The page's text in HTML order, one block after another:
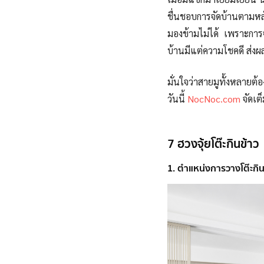
ชื่นชอบการจัดบ้านตามห
มองข้ามไม่ได้ เพราะการ
บ้านมีแต่ความโชคดี ส่งผ
มั่นใจว่าสายมูทั้งหลาย
วันนี้ NocNoc.com จัดเ
7 ฮวงจุ้ยโต๊ะกินข้าว
1. ตำแหน่งการวางโต๊ะกิ